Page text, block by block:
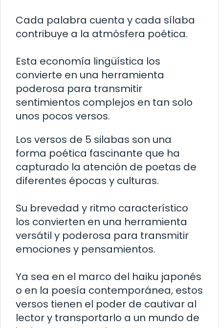
Cada palabra cuenta y cada sílaba
contribuye a la atmósfera poética.
Esta economía lingüística los
convierte en una herramienta
poderosa para transmitir
sentimientos complejos en tan solo
unos pocos versos.
Los versos de 5 silabas son una
forma poética fascinante que ha
capturado la atención de poetas de
diferentes épocas y culturas.
Su brevedad y ritmo característico
los convierten en una herramienta
versátil y poderosa para transmitir
emociones y pensamientos.
Ya sea en el marco del haiku japonés
o en la poesía contemporánea, estos
versos tienen el poder de cautivar al
lector y transportarlo a un mundo de